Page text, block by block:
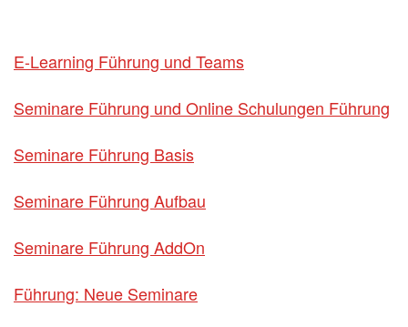
E-Learning Führung und Teams
Seminare Führung und Online Schulungen Führung
Seminare Führung Basis
Seminare Führung Aufbau
Seminare Führung AddOn
Führung: Neue Seminare